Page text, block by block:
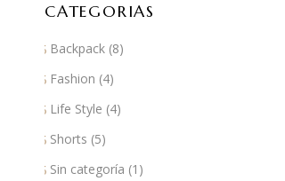
CATEGORIAS
Backpack (8)
Fashion (4)
Life Style (4)
Shorts (5)
Sin categoría (1)